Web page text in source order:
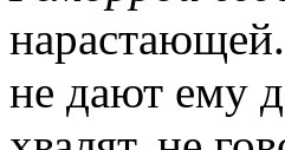
не дают ему